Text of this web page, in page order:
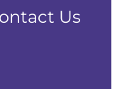
Us